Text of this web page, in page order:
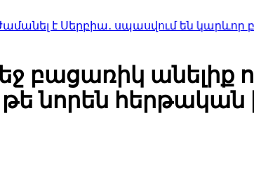
սպասվում են կարևոր
բացառիկ անելիք
նորեն հերթական